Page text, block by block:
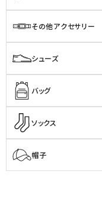
その他アクセサリー
シューズ
バッグ
ソックス
帽子